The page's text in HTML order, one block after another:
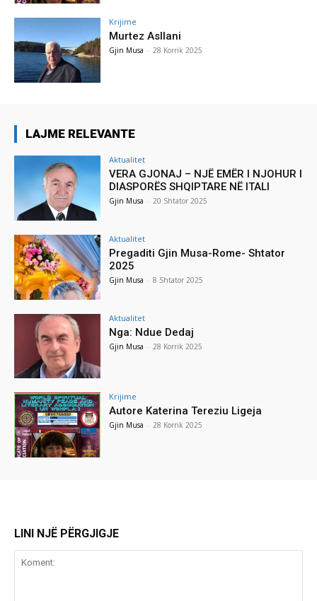
Krijime
Murtez Asllani
Gjin Musa - 28 Korrik 2025
LAJME RELEVANTE
Aktualitet
VERA GJONAJ – NJË EMËR I NJOHUR I
DIASPORËS SHQIPTARE NË ITALI
Gjin Musa - 20 Shtator 2025
Aktualitet
Pregaditi Gjin Musa-Rome- Shtator
2025
Gjin Musa - 8 Shtator 2025
Aktualitet
Nga: Ndue Dedaj
Gjin Musa - 28 Korrik 2025
Krijime
Autore Katerina Tereziu Ligeja
Gjin Musa - 28 Korrik 2025
LINI NJË PËRGJIGJE